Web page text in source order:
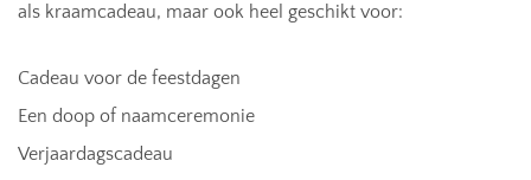
als kraamcadeau, maar ook heel geschikt voor:
Cadeau voor de feestdagen
Een doop of naamceremonie
Verjaardagscadeau